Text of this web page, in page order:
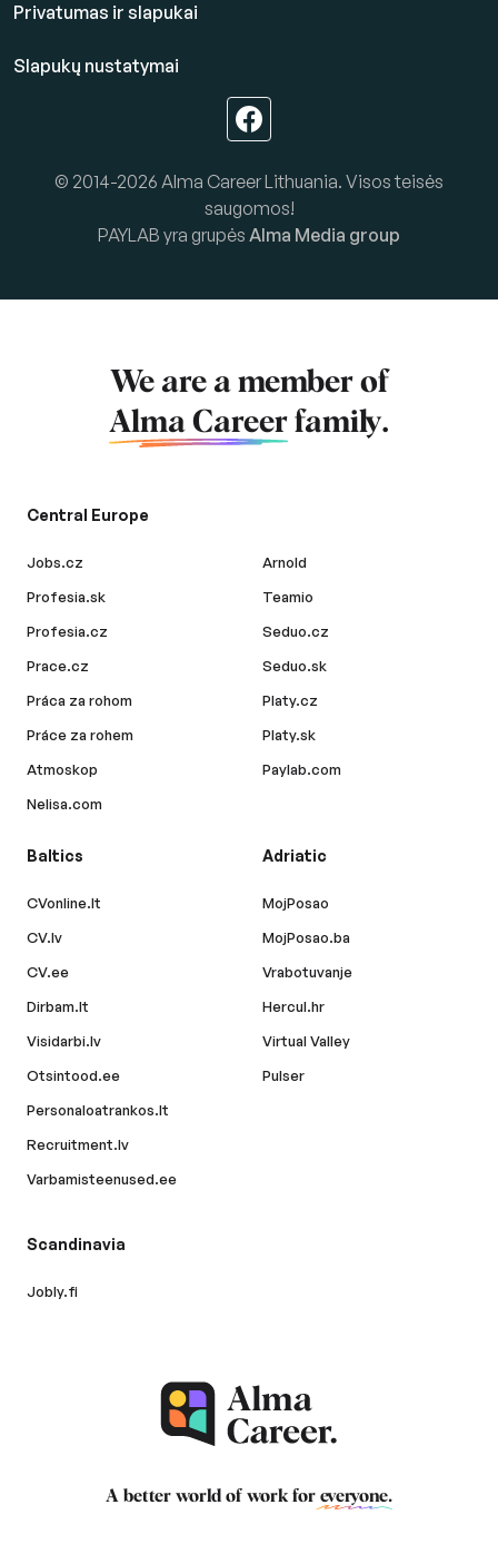
Privatumas ir slapukai
Slapukų nustatymai
© 2014-2026 Alma Career Lithuania. Visos teisės
saugomos!
PAYLAB yra grupės Alma Media group
We are a member of
Alma Career family.
Central Europe
Jobs.cz
Profesia.sk
Profesia.cz
Prace.cz
Práca za rohom
Práce za rohem
Atmoskop
Nelisa.com
Arnold
Teamio
Seduo.cz
Seduo.sk
Platy.cz
Platy.sk
Paylab.com
Baltics
CVonline.lt
CV.lv
CV.ee
Dirbam.lt
Visidarbi.lv
Otsintood.ee
Personaloatrankos.lt
Recruitment.lv
Varbamisteenused.ee
Adriatic
MojPosao
MojPosao.ba
Vrabotuvanje
Hercul.hr
Virtual Valley
Pulser
Scandinavia
Jobly.fi
A better world of work for everyone.